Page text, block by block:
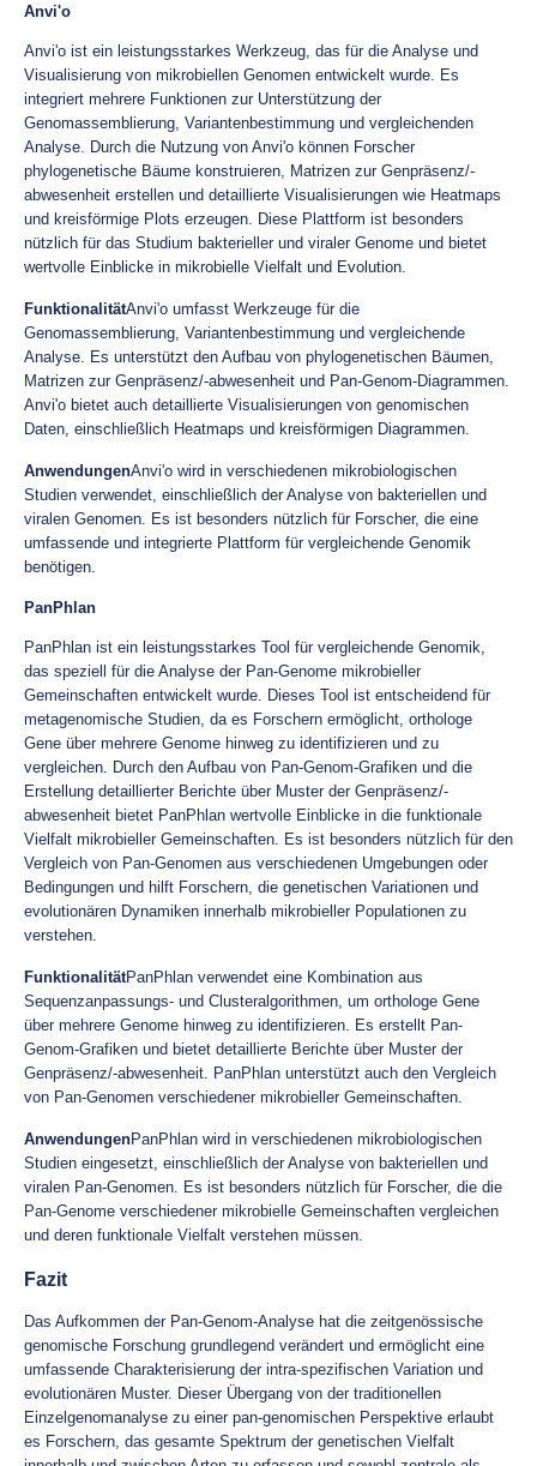
Anvi'o
Anvi'o ist ein leistungsstarkes Werkzeug, das für die Analyse und
Visualisierung von mikrobiellen Genomen entwickelt wurde. Es
integriert mehrere Funktionen zur Unterstützung der
Genomassemblierung, Variantenbestimmung und vergleichenden
Analyse. Durch die Nutzung von Anvi'o können Forscher
phylogenetische Bäume konstruieren, Matrizen zur Genpräsenz/-
abwesenheit erstellen und detaillierte Visualisierungen wie Heatmaps
und kreisförmige Plots erzeugen. Diese Plattform ist besonders
nützlich für das Studium bakterieller und viraler Genome und bietet
wertvolle Einblicke in mikrobielle Vielfalt und Evolution.
FunktionalitätAnvi'o umfasst Werkzeuge für die
Genomassemblierung, Variantenbestimmung und vergleichende
Analyse. Es unterstützt den Aufbau von phylogenetischen Bäumen,
Matrizen zur Genpräsenz/-abwesenheit und Pan-Genom-Diagrammen.
Anvi'o bietet auch detaillierte Visualisierungen von genomischen
Daten, einschließlich Heatmaps und kreisförmigen Diagrammen.
AnwendungenAnvi'o wird in verschiedenen mikrobiologischen
Studien verwendet, einschließlich der Analyse von bakteriellen und
viralen Genomen. Es ist besonders nützlich für Forscher, die eine
umfassende und integrierte Plattform für vergleichende Genomik
benötigen.
PanPhlan
PanPhlan ist ein leistungsstarkes Tool für vergleichende Genomik,
das speziell für die Analyse der Pan-Genome mikrobieller
Gemeinschaften entwickelt wurde. Dieses Tool ist entscheidend für
metagenomische Studien, da es Forschern ermöglicht, orthologe
Gene über mehrere Genome hinweg zu identifizieren und zu
vergleichen. Durch den Aufbau von Pan-Genom-Grafiken und die
Erstellung detaillierter Berichte über Muster der Genpräsenz/-
abwesenheit bietet PanPhlan wertvolle Einblicke in die funktionale
Vielfalt mikrobieller Gemeinschaften. Es ist besonders nützlich für den
Vergleich von Pan-Genomen aus verschiedenen Umgebungen oder
Bedingungen und hilft Forschern, die genetischen Variationen und
evolutionären Dynamiken innerhalb mikrobieller Populationen zu
verstehen.
FunktionalitätPanPhlan verwendet eine Kombination aus
Sequenzanpassungs- und Clusteralgorithmen, um orthologe Gene
über mehrere Genome hinweg zu identifizieren. Es erstellt Pan-
Genom-Grafiken und bietet detaillierte Berichte über Muster der
Genpräsenz/-abwesenheit. PanPhlan unterstützt auch den Vergleich
von Pan-Genomen verschiedener mikrobieller Gemeinschaften.
AnwendungenPanPhlan wird in verschiedenen mikrobiologischen
Studien eingesetzt, einschließlich der Analyse von bakteriellen und
viralen Pan-Genomen. Es ist besonders nützlich für Forscher, die die
Pan-Genome verschiedener mikrobielle Gemeinschaften vergleichen
und deren funktionale Vielfalt verstehen müssen.
Fazit
Das Aufkommen der Pan-Genom-Analyse hat die zeitgenössische
genomische Forschung grundlegend verändert und ermöglicht eine
umfassende Charakterisierung der intra-spezifischen Variation und
evolutionären Muster. Dieser Übergang von der traditionellen
Einzelgenomanalyse zu einer pan-genomischen Perspektive erlaubt
es Forschern, das gesamte Spektrum der genetischen Vielfalt